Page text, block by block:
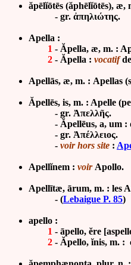
ăpēlĭōtēs (ăphēlĭōtēs), æ,
- gr. ἀπηλιώτης.
Apella :
1 - Ăpella, æ, m. :
2 - Ăpella : vocatif
Apellās, æ, m. : Apellas
Ăpellēs, is, m. : Apelle
- gr. Ἀπελλῆς.
- Ăpellēus, a, um :
- gr. Ἀπέλλειος.
- voir hors site :
Apellĭnem : voir Apollo.
Apellītæ, ārum, m. : les
- (Lebaigue P. 85)
apello :
1 - āpello, ĕre
2 - Ăpello, ĭnis, m. :